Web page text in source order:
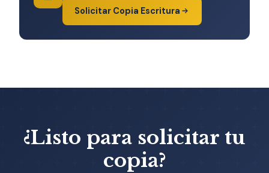
Solicitar Copia Escritura
¿Listo para solicitar tu
copia?